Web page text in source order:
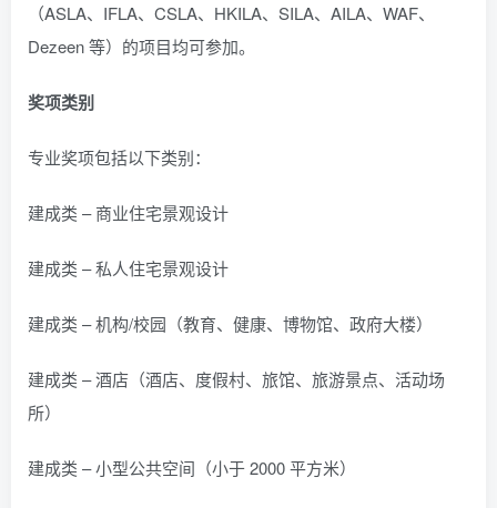
（ASLA、IFLA、CSLA、HKILA、SILA、AILA、WAF、
Dezeen 等）的项目均可参加。
奖项类别
专业奖项包括以下类别：
建成类 – 商业住宅景观设计
建成类 – 私人住宅景观设计
建成类 – 机构/校园（教育、健康、博物馆、政府大楼）
建成类 – 酒店（酒店、度假村、旅馆、旅游景点、活动场
所）
建成类 – 小型公共空间（小于 2000 平方米）